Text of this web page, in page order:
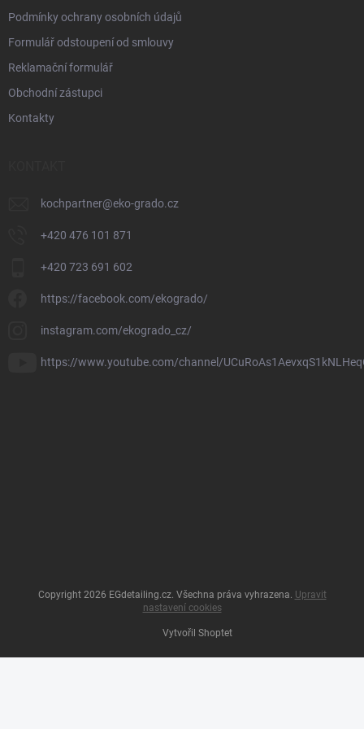
Podmínky ochrany osobních údajů
Formulář odstoupení od smlouvy
Reklamační formulář
Obchodní zástupci
Kontakty
kochpartner@eko-grado.cz
+420 476 101 871
+420 723 691 602
https://facebook.com/ekogrado/
instagram.com/ekogrado_cz/
https://www.youtube.com/channel/
Vytvořil Shoptet
Copyright 2026 EGdetailing.cz. Všechna práva vyhrazena. Upravit
nastavení cookies